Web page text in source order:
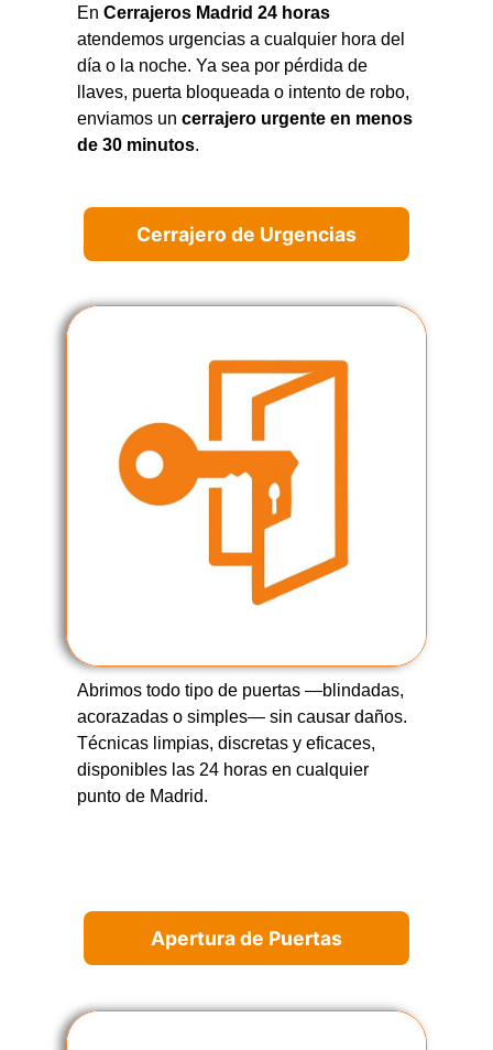
En Cerrajeros Madrid 24 horas
atendemos urgencias a cualquier hora del
día o la noche. Ya sea por pérdida de
llaves, puerta bloqueada o intento de robo,
enviamos un cerrajero urgente en menos
de 30 minutos.
Cerrajero de Urgencias
Abrimos todo tipo de puertas —blindadas,
acorazadas o simples— sin causar daños.
Técnicas limpias, discretas y eficaces,
disponibles las 24 horas en cualquier
punto de Madrid.
Apertura de Puertas